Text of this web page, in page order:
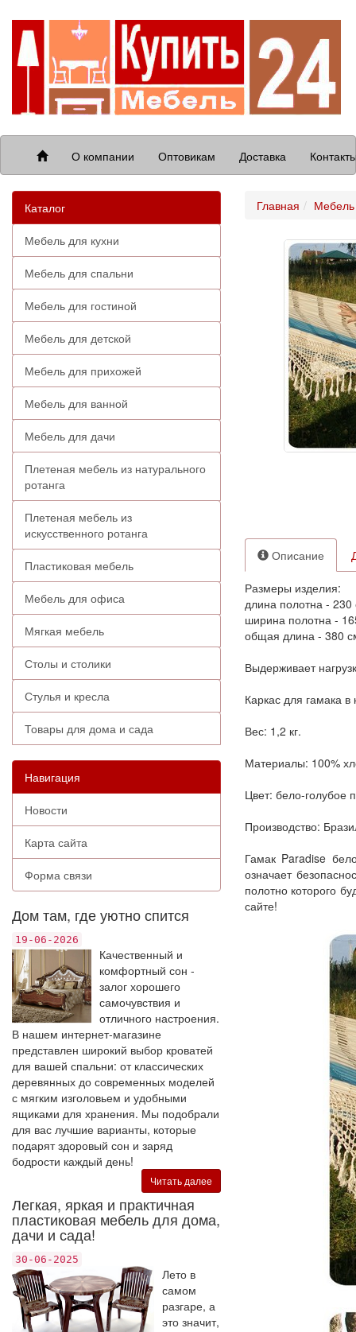
О компании Оптовикам Доставка
Каталог
Мебель для кухни
Мебель для спальни
Мебель для гостиной
Мебель для детской
Мебель для прихожей
Мебель для ванной
Мебель для дачи
Плетеная мебель из натурального
ротанга
Плетеная мебель из
искусственного ротанга
Пластиковая мебель
Мебель для офиса
Мягкая мебель
Столы и столики
Стулья и кресла
Товары для дома и сада
Навигация
Новости
Карта сайта
Форма связи
Дом там, где уютно спится
19-06-2026
Качественный и
комфортный сон -
залог хорошего
самочувствия и
отличного настроения.
В нашем интернет-магазине
представлен широкий выбор кроватей
для вашей спальни: от классических
деревянных до современных моделей
с мягким изголовьем и удобными
ящиками для хранения. Мы подобрали
для вас лучшие варианты, которые
подарят здоровый сон и заряд
бодрости каждый день!
Читать далее
Легкая, яркая и практичная
пластиковая мебель для дома,
дачи и сада!
30-06-2025
Лето в
самом
разгаре, а
это значит,
Главная
Описание
Размеры изделия:
длина полотна - 230
ширина полотна -
общая длина - 380
Выдерживает
Каркас для гамака в
Вес: 1,2 кг.
Материалы: 100%
Цвет: бело-голубое
Производство:
Гамак Paradise
означает
полотно которого
сайте!